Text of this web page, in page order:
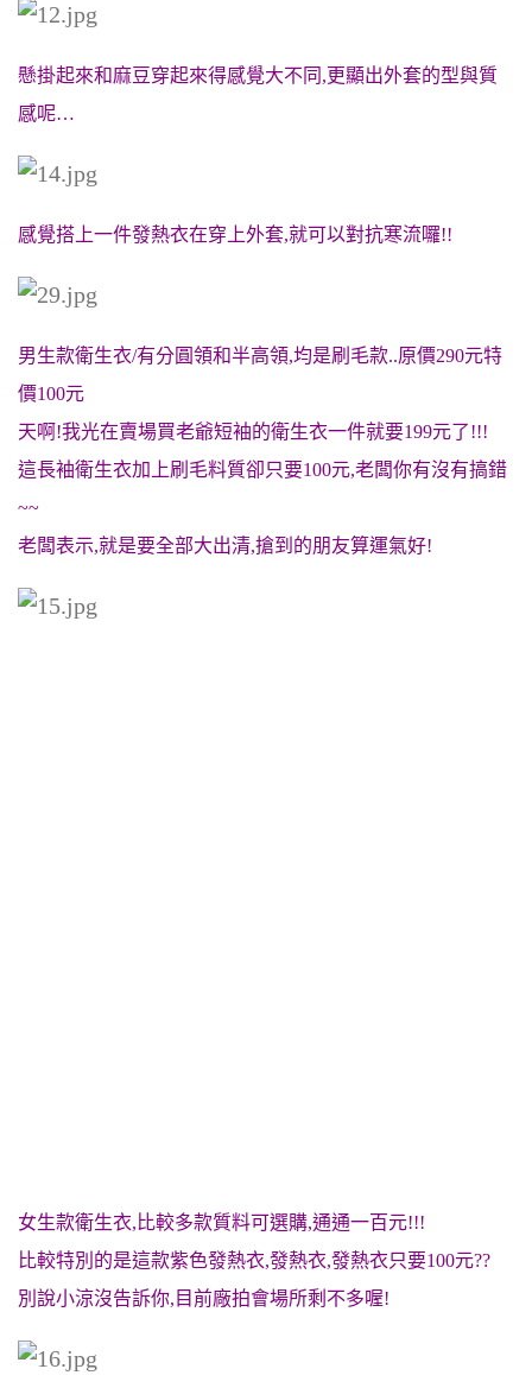
懸掛起來和麻豆穿起來得感覺大不同,更顯出外套的型與質
感呢…
感覺搭上一件發熱衣在穿上外套,就可以對抗寒流囉!!
男生款衛生衣/有分圓領和半高領,均是刷毛款..原價290元特
價100元
天啊!我光在賣場買老爺短袖的衛生衣一件就要199元了!!!
這長袖衛生衣加上刷毛料質卻只要100元,老闆你有沒有搞錯
~~
老闆表示,就是要全部大出清,搶到的朋友算運氣好!
女生款衛生衣,比較多款質料可選購,通通一百元!!!
比較特別的是這款紫色發熱衣,發熱衣,發熱衣只要100元??
別說小涼沒告訴你,目前廠拍會場所剩不多喔!